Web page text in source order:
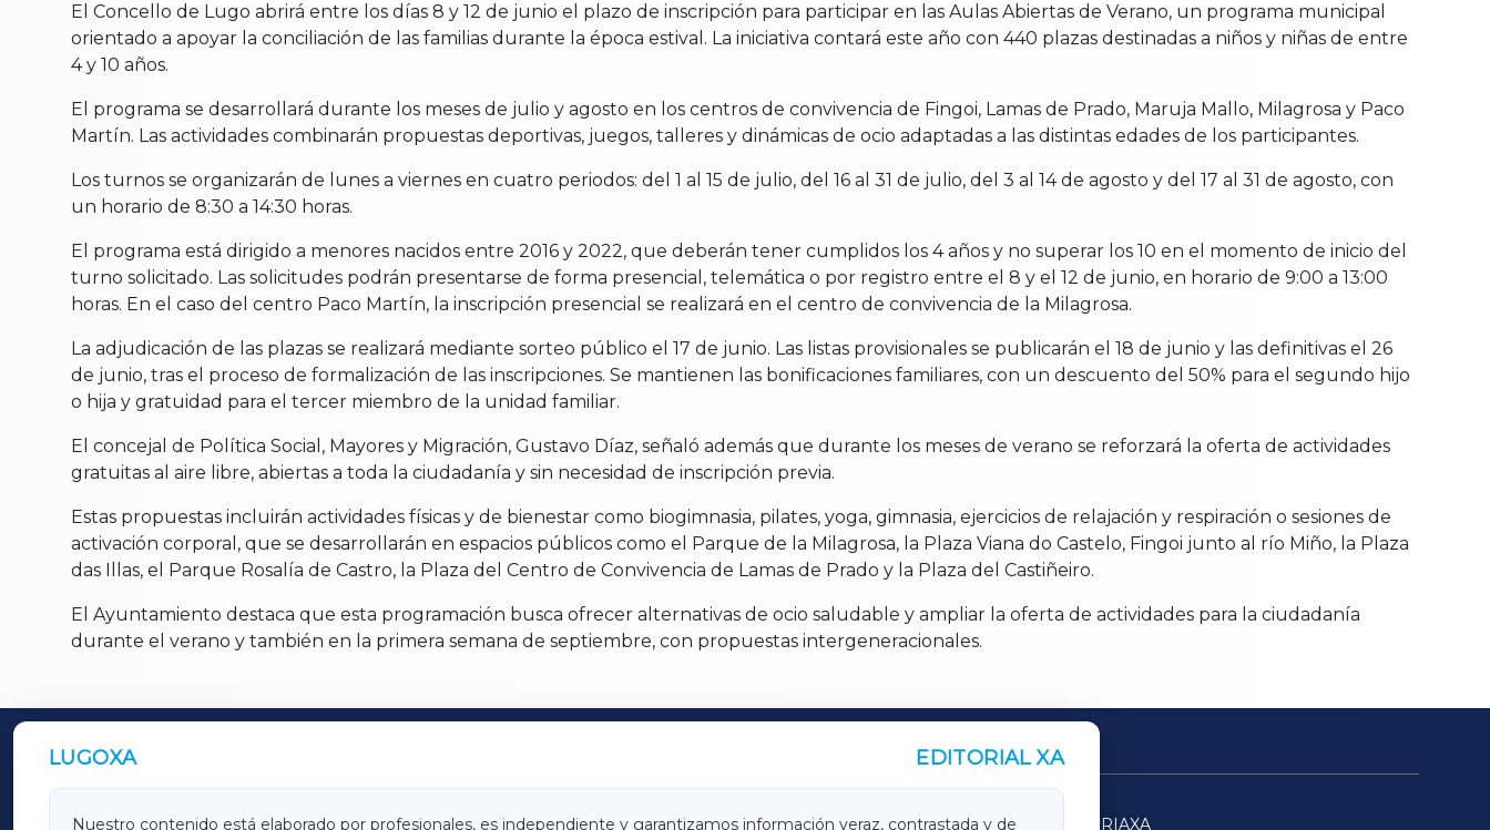
El Concello de Lugo abrirá entre los días 8 y 12 de junio el plazo de inscripción para participar en las Aulas Abiertas de Verano, un programa municipal
orientado a apoyar la conciliación de las familias durante la época estival. La iniciativa contará este año con 440 plazas destinadas a niños y niñas de entre
4 y 10 años.
El programa se desarrollará durante los meses de julio y agosto en los centros de convivencia de Fingoi, Lamas de Prado, Maruja Mallo, Milagrosa y Paco
Martín. Las actividades combinarán propuestas deportivas, juegos, talleres y dinámicas de ocio adaptadas a las distintas edades de los participantes.
Los turnos se organizarán de lunes a viernes en cuatro periodos: del 1 al 15 de julio, del 16 al 31 de julio, del 3 al 14 de agosto y del 17 al 31 de agosto, con
un horario de 8:30 a 14:30 horas.
El programa está dirigido a menores nacidos entre 2016 y 2022, que deberán tener cumplidos los 4 años y no superar los 10 en el momento de inicio del
turno solicitado. Las solicitudes podrán presentarse de forma presencial, telemática o por registro entre el 8 y el 12 de junio, en horario de 9:00 a 13:00
horas. En el caso del centro Paco Martín, la inscripción presencial se realizará en el centro de convivencia de la Milagrosa.
La adjudicación de las plazas se realizará mediante sorteo público el 17 de junio. Las listas provisionales se publicarán el 18 de junio y las definitivas el 26
de junio, tras el proceso de formalización de las inscripciones. Se mantienen las bonificaciones familiares, con un descuento del 50% para el segundo hijo
o hija y gratuidad para el tercer miembro de la unidad familiar.
El concejal de Política Social, Mayores y Migración, Gustavo Díaz, señaló además que durante los meses de verano se reforzará la oferta de actividades
gratuitas al aire libre, abiertas a toda la ciudadanía y sin necesidad de inscripción previa.
Estas propuestas incluirán actividades físicas y de bienestar como biogimnasia, pilates, yoga, gimnasia, ejercicios de relajación y respiración o sesiones de
activación corporal, que se desarrollarán en espacios públicos como el Parque de la Milagrosa, la Plaza Viana do Castelo, Fingoi junto al río Miño, la Plaza
das Illas, el Parque Rosalía de Castro, la Plaza del Centro de Convivencia de Lamas de Prado y la Plaza del Castiñeiro.
El Ayuntamiento destaca que esta programación busca ofrecer alternativas de ocio saludable y ampliar la oferta de actividades para la ciudadanía
durante el verano y también en la primera semana de septiembre, con propuestas intergeneracionales.
LUGOXA EDITORIAL XA
Nuestro contenido está elaborado por profesionales, es independiente y garantizamos información veraz, contrastada y de
OUTROS PERIÓDICOS
GALICIAXA LUGOXA TERRACHAXA SARRIAXA